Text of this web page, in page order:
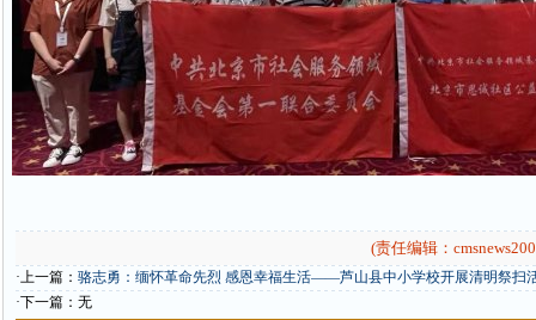
(责任编辑：
·上一篇： 骆志勇：缅怀革命先烈 感恩幸福生活——芦山县中小学校开展清明祭扫
·下一篇：无